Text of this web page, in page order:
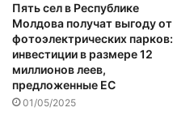
Пять сел в Республике
Молдова получат выгоду от
фотоэлектрических парков:
инвестиции в размере 12
миллионов леев,
предложенные ЕС
01/05/2025